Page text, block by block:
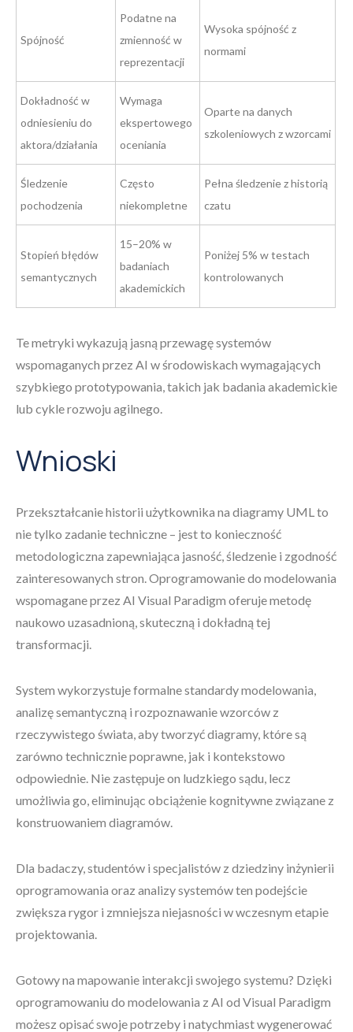
Spójność
Podatne na
zmienność w
reprezentacji
Wysoka spójność z
normami
Dokładność w
odniesieniu do
aktora/działania
Wymaga
ekspertowego
oceniania
Oparte na danych
szkoleniowych z wzorcami
Śledzenie
pochodzenia
Często
niekompletne
Pełna śledzenie z historią
czatu
Stopień błędów
semantycznych
15–20% w
badaniach
akademickich
Poniżej 5% w testach
kontrolowanych
Te metryki wykazują jasną przewagę systemów
wspomaganych przez AI w środowiskach wymagających
szybkiego prototypowania, takich jak badania akademickie
lub cykle rozwoju agilnego.
Wnioski
Przekształcanie historii użytkownika na diagramy UML to
nie tylko zadanie techniczne – jest to konieczność
metodologiczna zapewniająca jasność, śledzenie i zgodność
zainteresowanych stron. Oprogramowanie do modelowania
wspomagane przez AI Visual Paradigm oferuje metodę
naukowo uzasadnioną, skuteczną i dokładną tej
transformacji.
System wykorzystuje formalne standardy modelowania,
analizę semantyczną i rozpoznawanie wzorców z
rzeczywistego świata, aby tworzyć diagramy, które są
zarówno technicznie poprawne, jak i kontekstowo
odpowiednie. Nie zastępuje on ludzkiego sądu, lecz
umożliwia go, eliminując obciążenie kognitywne związane z
konstruowaniem diagramów.
Dla badaczy, studentów i specjalistów z dziedziny inżynierii
oprogramowania oraz analizy systemów ten podejście
zwiększa rygor i zmniejsza niejasności w wczesnym etapie
projektowania.
Gotowy na mapowanie interakcji swojego systemu? Dzięki
oprogramowaniu do modelowania z AI od Visual Paradigm
możesz opisać swoje potrzeby i natychmiast wygenerować